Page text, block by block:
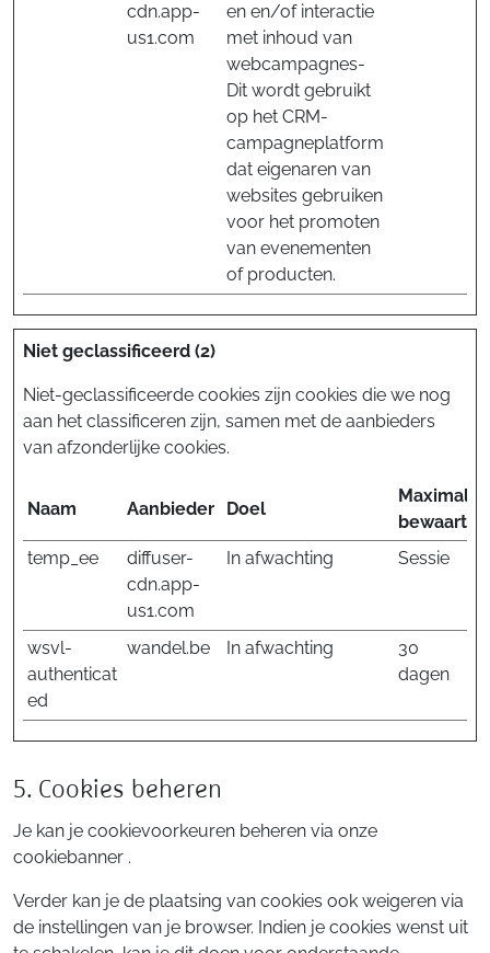
cdn.app-
us1.com
en en/of interactie
met inhoud van
webcampagnes-
Dit wordt gebruikt
op het CRM-
campagneplatform
dat eigenaren van
websites gebruiken
voor het promoten
van evenementen
of producten.
Niet geclassificeerd (2)
Niet-geclassificeerde cookies zijn cookies die we nog
aan het classificeren zijn, samen met de aanbieders
van afzonderlijke cookies.
Naam Aanbieder Doel
Maximale
temp_ee
diffuser-
cdn.app-
us1.com
In afwachting Sessie
wsvl-
authenticat
ed
wandel.be In afwachting
30
dagen
5. Cookies beheren
Je kan je cookievoorkeuren beheren via onze
cookiebanner .
Verder kan je de plaatsing van cookies ook weigeren via
de instellingen van je browser. Indien je cookies wenst uit